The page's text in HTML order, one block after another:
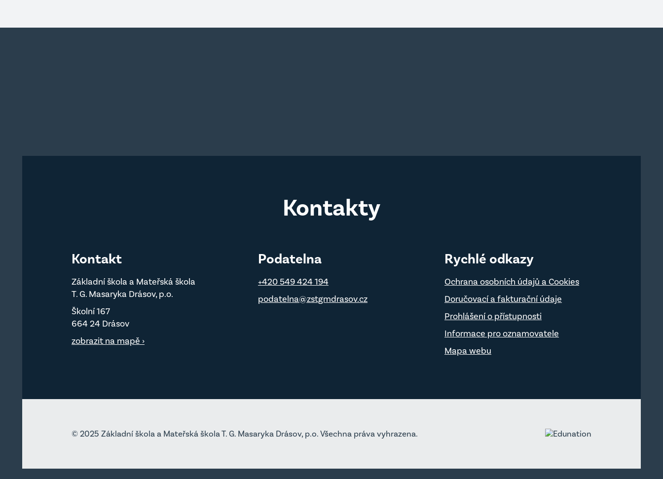
Kontakty
Kontakt
Základní škola a Mateřská škola
T. G. Masaryka Drásov, p.o.
Školní 167
664 24 Drásov
zobrazit na mapě ›
Podatelna
+420 549 424 194
podatelna@zstgmdrasov.cz
Rychlé odkazy
Ochrana osobních údajů a Cookies
Doručovací a fakturační údaje
Prohlášení o přístupnosti
Informace pro oznamovatele
Mapa webu
© 2025 Základní škola a Mateřská škola T. G. Masaryka Drásov, p.o. Všechna práva vyhrazena.